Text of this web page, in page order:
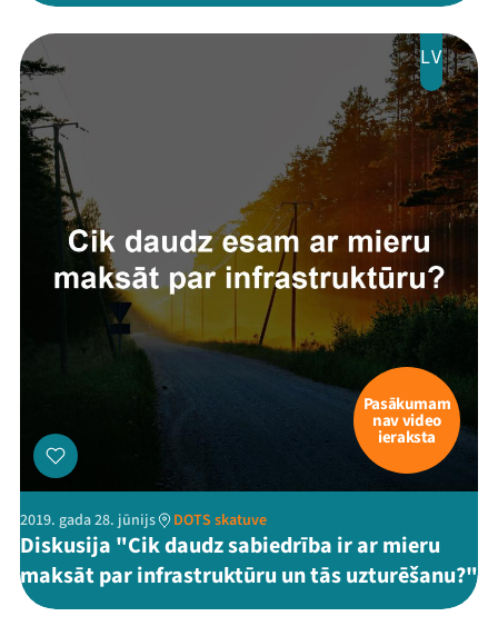
Mana programma
Arhīvs
Viņi bija LAMPĀ 2026
LV
Pasākumam
nav video
ieraksta
2019. gada 28. jūnijs DOTS skatuve
Diskusija "Cik daudz sabiedrība ir ar mieru
maksāt par infrastruktūru un tās uzturēšanu?"